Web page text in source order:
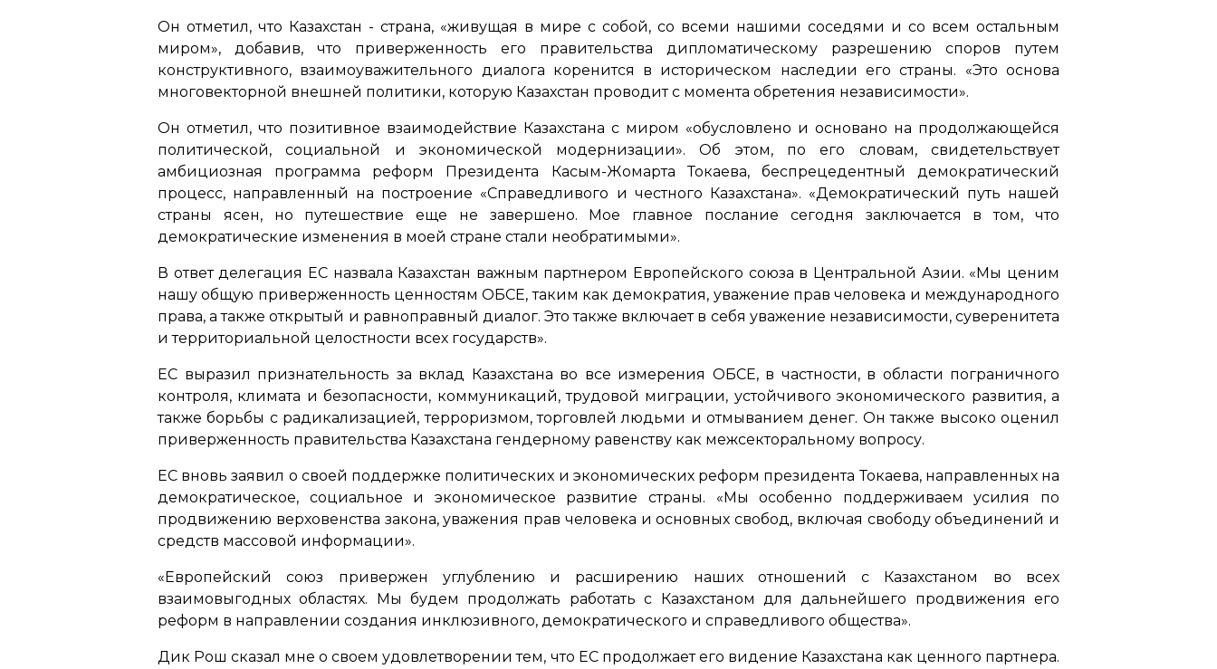
Он отметил, что Казахстан - страна, «живущая в мире с собой, со всеми нашими соседями и со всем остальным
миром», добавив, что приверженность его правительства дипломатическому разрешению споров путем
конструктивного, взаимоуважительного диалога коренится в историческом наследии его страны. «Это основа
многовекторной внешней политики, которую Казахстан проводит с момента обретения независимости».
Он отметил, что позитивное взаимодействие Казахстана с миром «обусловлено и основано на продолжающейся
политической, социальной и экономической модернизации». Об этом, по его словам, свидетельствует
амбициозная программа реформ Президента Касым-Жомарта Токаева, беспрецедентный демократический
процесс, направленный на построение «Справедливого и честного Казахстана». «Демократический путь нашей
страны ясен, но путешествие еще не завершено. Мое главное послание сегодня заключается в том, что
демократические изменения в моей стране стали необратимыми».
В ответ делегация ЕС назвала Казахстан важным партнером Европейского союза в Центральной Азии. «Мы ценим
нашу общую приверженность ценностям ОБСЕ, таким как демократия, уважение прав человека и международного
права, а также открытый и равноправный диалог. Это также включает в себя уважение независимости, суверенитета
и территориальной целостности всех государств».
ЕС выразил признательность за вклад Казахстана во все измерения ОБСЕ, в частности, в области пограничного
контроля, климата и безопасности, коммуникаций, трудовой миграции, устойчивого экономического развития, а
также борьбы с радикализацией, терроризмом, торговлей людьми и отмыванием денег. Он также высоко оценил
приверженность правительства Казахстана гендерному равенству как межсекторальному вопросу.
ЕС вновь заявил о своей поддержке политических и экономических реформ президента Токаева, направленных на
демократическое, социальное и экономическое развитие страны. «Мы особенно поддерживаем усилия по
продвижению верховенства закона, уважения прав человека и основных свобод, включая свободу объединений и
средств массовой информации».
«Европейский союз привержен углублению и расширению наших отношений с Казахстаном во всех
взаимовыгодных областях. Мы будем продолжать работать с Казахстаном для дальнейшего продвижения его
реформ в направлении создания инклюзивного, демократического и справедливого общества».
Дик Рош сказал мне о своем удовлетворении тем, что ЕС продолжает его видение Казахстана как ценного партнера.